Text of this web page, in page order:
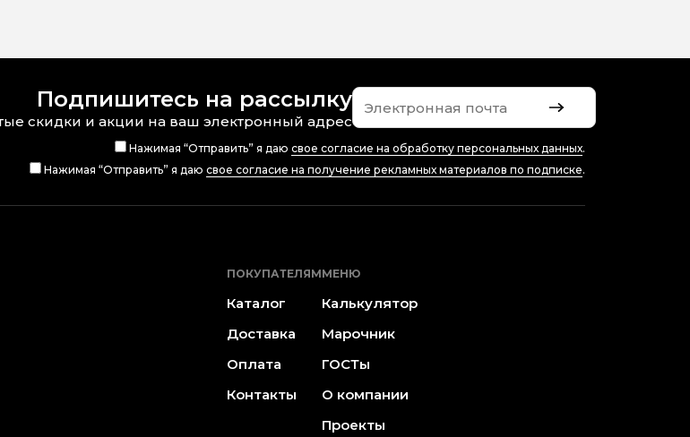
Подпишитесь на рассылку
скидки и акции на ваш электронный адрес
Нажимая “Отправить” я даю свое согласие на обработку персональных данных.
Нажимая “Отправить” я даю свое согласие на получение рекламных материалов по подписке.
ПОКУПАТЕЛЯМ
Каталог
Доставка
Оплата
Контакты
МЕНЮ
Калькулятор
Марочник
ГОСТы
О компании
Проекты